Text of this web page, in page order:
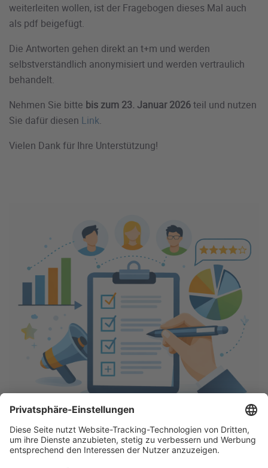
weiterleiten wollen, ist der Fragebogen dieses Mal auch
als pdf beigefügt.
Die Antworten gehen direkt an t+m und werden
selbstverständlich anonymisiert und werden vertraulich
behandelt.
Nehmen Sie bitte bis zum 23. Januar 2026teil und nutzen
Sie dafür diesen Link.
Vielen Dank für Ihre Unterstützung!